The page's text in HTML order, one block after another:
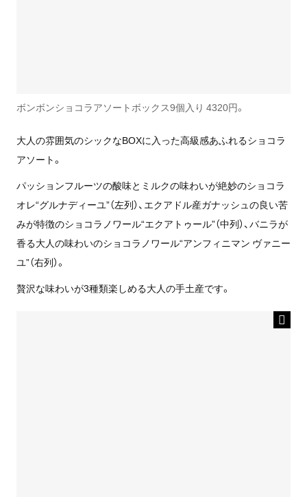
ボンボンショコラアソートボックス9個入り 4320円。
大人の雰囲気のシックなBOXに入った高級感あふれるショコラ
アソート。
パッションフルーツの酸味とミルクの味わいが絶妙のショコラ
オレ“グルナディーユ”（左列）、エクアドル産ガナッシュの良い苦
みが特徴のショコラノワール“エクアトゥール”（中列）、バニラが
香る大人の味わいのショコラノワール“アンフィニマン ヴァニー
ユ”（右列）。
贅沢な味わいが3種類楽しめる大人の手土産です。